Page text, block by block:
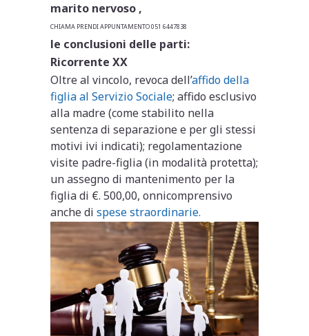
marito nervoso ,
CHIAMA PRENDI APPUNTAMENTO 051 6447838
le conclusioni delle parti:
Ricorrente XX
Oltre al vincolo, revoca dell’affido della
figlia al Servizio Sociale; affido esclusivo
alla madre (come stabilito nella
sentenza di separazione e per gli stessi
motivi ivi indicati); regolamentazione
visite padre-figlia (in modalità protetta);
un assegno di mantenimento per la
figlia di €. 500,00, onnicomprensivo
anche dispese straordinarie.